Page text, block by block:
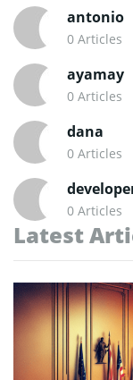
antonio
0 Articles
ayamay
0 Articles
dana
0 Articles
0 Articles
Latest